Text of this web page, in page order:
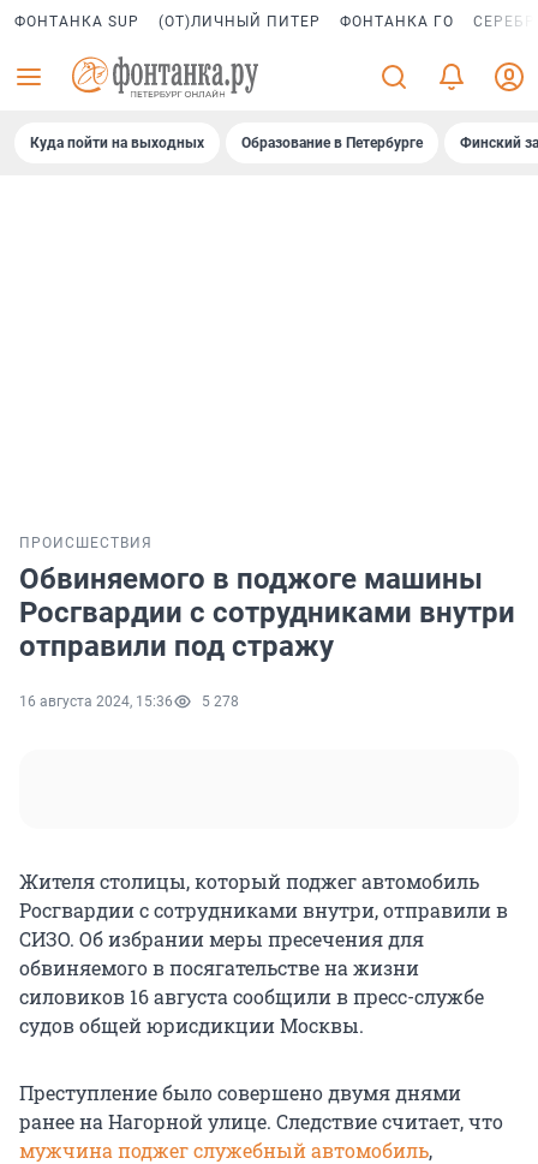
ФОНТАНКА SUP (ОТ)ЛИЧНЫЙ ПИТЕР ФОНТАНКА ГО
Куда пойти на выходных Образование в Петербурге Финский
ПРОИСШЕСТВИЯ
Обвиняемого в поджоге машины
Росгвардии с сотрудниками внутри
отправили под стражу
16 августа 2024, 15:36 5 278
Жителя столицы, который поджег автомобиль
Росгвардии с сотрудниками внутри, отправили в
СИЗО. Об избрании меры пресечения для
обвиняемого в посягательстве на жизни
силовиков 16 августа сообщили в пресс-службе
судов общей юрисдикции Москвы.
Преступление было совершено двумя днями
ранее на Нагорной улице. Следствие считает, что
мужчина поджег служебный автомобиль,